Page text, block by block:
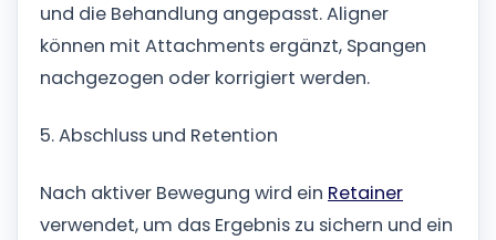
und die Behandlung angepasst. Aligner
können mit Attachments ergänzt, Spangen
nachgezogen oder korrigiert werden.
5. Abschluss und Retention
Nach aktiver Bewegung wird ein Retainer
verwendet, um das Ergebnis zu sichern und ein